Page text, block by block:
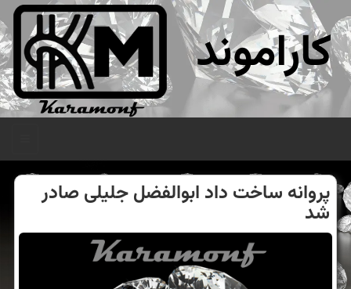
کاراموند
پروانه ساخت داد ابوالفضل جلیلی صادر
شد